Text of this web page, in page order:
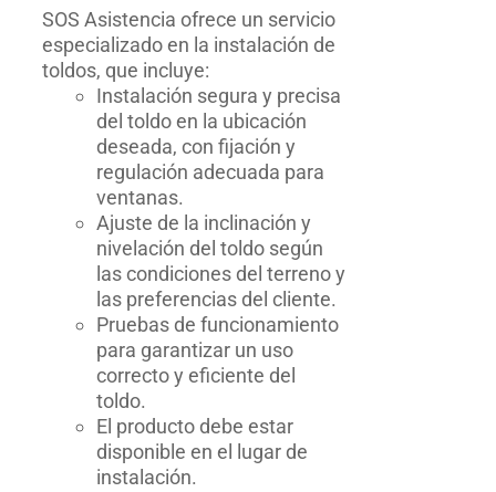
SOS Asistencia ofrece un servicio
especializado en la instalación de
toldos, que incluye:
Instalación segura y precisa
del toldo en la ubicación
deseada, con fijación y
regulación adecuada para
ventanas.
Ajuste de la inclinación y
nivelación del toldo según
las condiciones del terreno y
las preferencias del cliente.
Pruebas de funcionamiento
para garantizar un uso
correcto y eficiente del
toldo.
El producto debe estar
disponible en el lugar de
instalación.